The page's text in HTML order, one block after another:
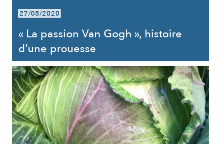
27/05/2020
« La passion Van Gogh », histoire
d’une prouesse